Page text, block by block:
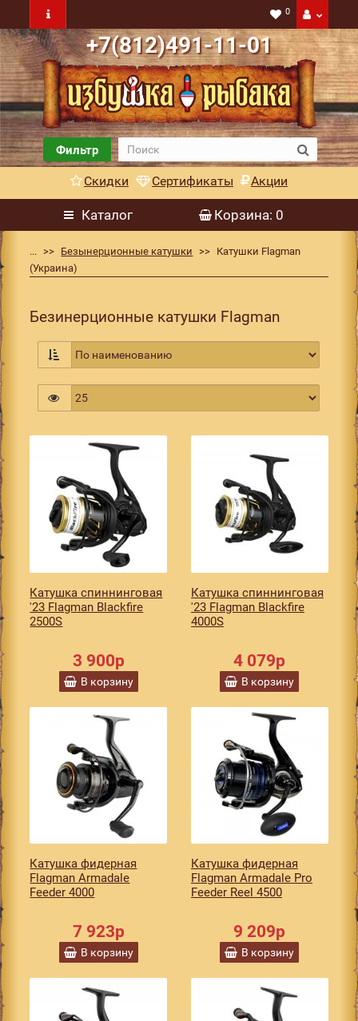
0
+7(812)491-11-01
Фильтр
Скидки Сертификаты Акции
Каталог Корзина: 0
... Безынерционные катушки
Катушки Flagman
(Украина)
Безинерционные катушки Flagman
Катушка спиннинговая
'23 Flagman Blackfire
2500S
3 900р
В корзину
Катушка спиннинговая
'23 Flagman Blackfire
4000S
4 079р
В корзину
Катушка фидерная
Flagman Armadale
Feeder 4000
7 923р
В корзину
Катушка фидерная
Flagman Armadale Pro
Feeder Reel 4500
9 209р
В корзину